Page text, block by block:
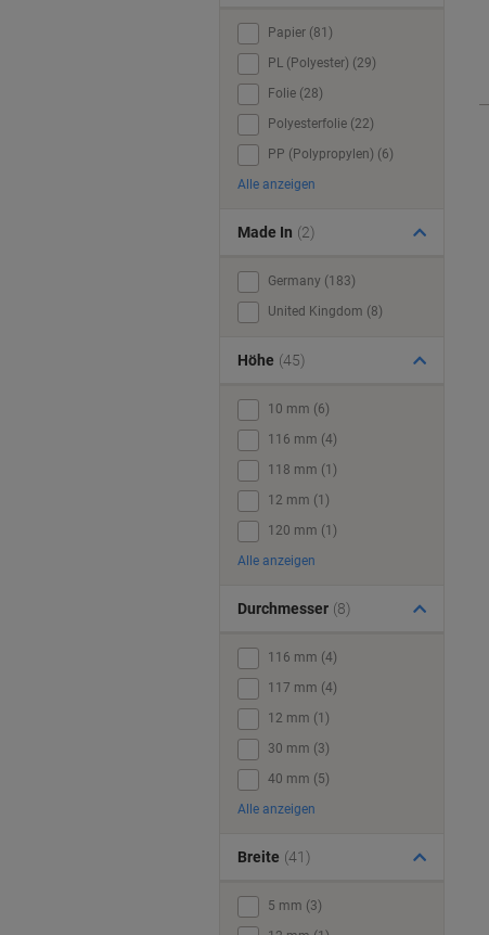
Papier (81)
PL (Polyester) (29)
Folie (28)
Polyesterfolie (22)
PP (Polypropylen) (6)
Alle anzeigen
Made In (2)
Germany (183)
United Kingdom (8)
Höhe (45)
10 mm (6)
116 mm (4)
118 mm (1)
12 mm (1)
120 mm (1)
Alle anzeigen
Durchmesser (8)
116 mm (4)
117 mm (4)
12 mm (1)
30 mm (3)
40 mm (5)
Alle anzeigen
Breite (41)
5 mm (3)